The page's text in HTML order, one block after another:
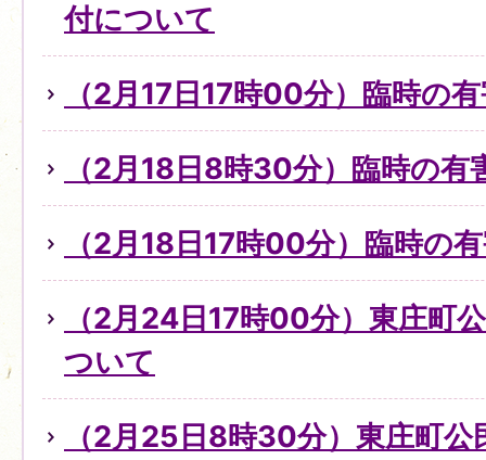
付について
（2月17日17時00分）臨時の
（2月18日8時30分）臨時の
（2月18日17時00分）臨時の
（2月24日17時00分）東庄町
ついて
（2月25日8時30分）東庄町